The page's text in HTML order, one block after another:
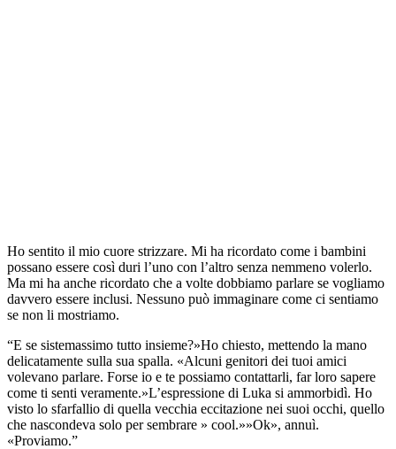
Ho sentito il mio cuore strizzare. Mi ha ricordato come i bambini
possano essere così duri l’uno con l’altro senza nemmeno volerlo.
Ma mi ha anche ricordato che a volte dobbiamo parlare se vogliamo
davvero essere inclusi. Nessuno può immaginare come ci sentiamo
se non li mostriamo.
“E se sistemassimo tutto insieme?»Ho chiesto, mettendo la mano
delicatamente sulla sua spalla. «Alcuni genitori dei tuoi amici
volevano parlare. Forse io e te possiamo contattarli, far loro sapere
come ti senti veramente.»L’espressione di Luka si ammorbidì. Ho
visto lo sfarfallio di quella vecchia eccitazione nei suoi occhi, quello
che nascondeva solo per sembrare » cool.»»Ok», annuì.
«Proviamo.”